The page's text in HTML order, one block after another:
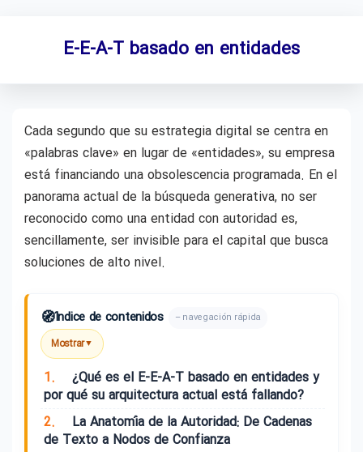
E-E-A-T basado en entidades
Cada segundo que su estrategia digital se centra en
«palabras clave» en lugar de «entidades», su empresa
está financiando una obsolescencia programada. En el
panorama actual de la búsqueda generativa, no ser
reconocido como una entidad con autoridad es,
sencillamente, ser invisible para el capital que busca
soluciones de alto nivel.
🧭Índice de contenidos – navegación rápida
Mostrar▼
1.
¿Qué es el E-E-A-T basado en entidades y
por qué su arquitectura actual está fallando?
2.
La Anatomía de la Autoridad: De Cadenas
de Texto a Nodos de Confianza